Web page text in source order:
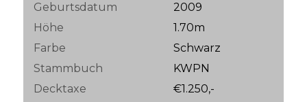
Geburtsdatum
2009
Höhe
1.70m
Farbe
Schwarz
Stammbuch
KWPN
Decktaxe
€1.250,-